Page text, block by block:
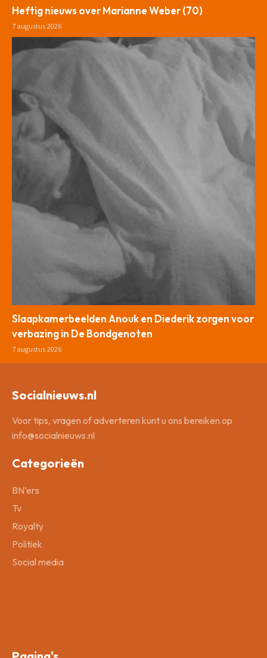
Heftig nieuws over Marianne Weber (70)
7 augustus 2026
Slaapkamerbeelden Anouk en Diederik zorgen voor
verbazing in De Bondgenoten
7 augustus 2026
Socialnieuws.nl
Voor tips, vragen of adverteren kunt u ons bereiken op
info@socialnieuws.nl
Categorieën
BN’ers
Tv
Royalty
Politiek
Social media